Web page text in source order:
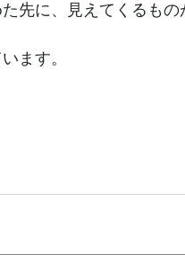
先に、見えてくるもの
ます。